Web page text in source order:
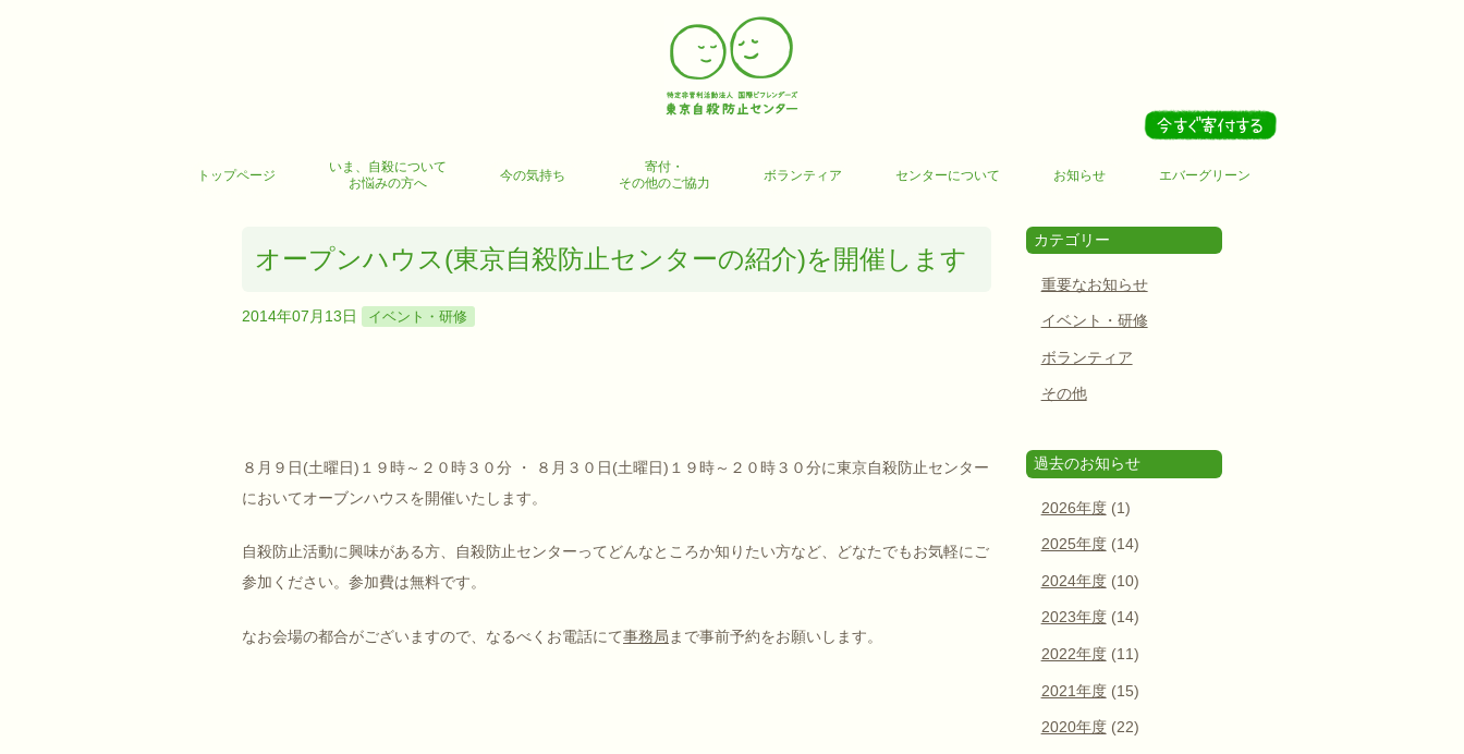
トップページ
いま、自殺について
お悩みの方へ
今の気持ち
寄付・
その他のご協力
ボランティア センターについて お知らせ エバーグリーン
オープンハウス(東京自殺防止センターの紹介)を開催します
2014年07月13日 イベント・研修
８月９日(土曜日)１９時～２０時３０分 ・ ８月３０日(土曜日)１９時～２０時３０分に東京自殺防止センター
においてオーブンハウスを開催いたします。
自殺防止活動に興味がある方、自殺防止センターってどんなところか知りたい方など、どなたでもお気軽にご
参加ください。参加費は無料です。
なお会場の都合がございますので、なるべくお電話にて事務局 まで事前予約をお願いします。
カテゴリー
重要なお知らせ
イベント・研修
ボランティア
その他
過去のお知らせ
2026年度(1)
2025年度(14)
2024年度(10)
2023年度(14)
2022年度(11)
2021年度(15)
2020年度(22)